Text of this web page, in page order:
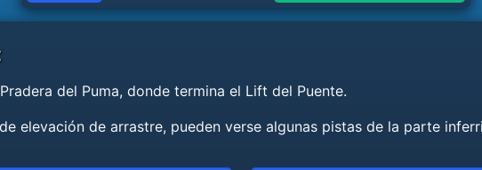
del Puma, donde termina el Lift del Puente.
elevación de arrastre, pueden verse algunas pistas de la parte